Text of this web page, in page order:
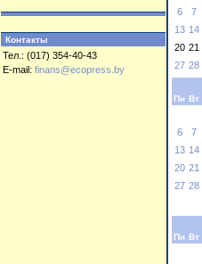
Контакты
Тел.: (017) 354-40-43
E-mail: finans@ecopress.by
6
7
13 14
20 21
27 28
Пн Вт
6
7
13 14
20 21
27 28
Пн Вт